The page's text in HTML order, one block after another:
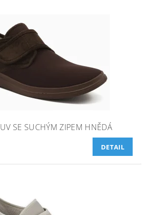
SE SUCHÝM ZIPEM HNĚDÁ
DETAIL